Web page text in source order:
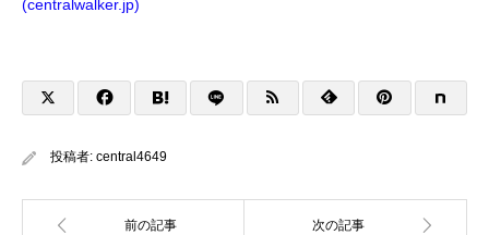
(centralwalker.jp)
投稿者: central4649